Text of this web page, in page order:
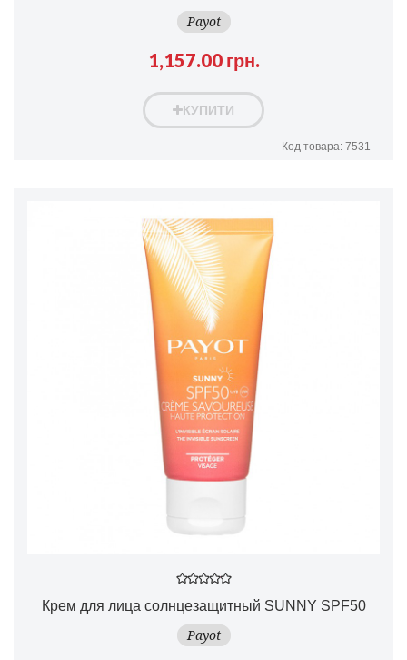
Payot
1,157.00 грн.
КУПИТИ
Код товара: 7531
Крем для лица солнцезащитный SUNNY SPF50
Payot